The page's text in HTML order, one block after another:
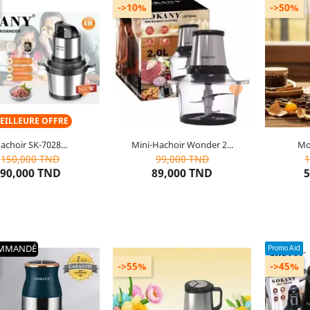

OFFRE
SK-7028...
150,000 TND
90,000 TND
: Bol en verre de 4L
: 4 lames
Modèle : SK-7028
articles restants

Mini-Hachoir Wonder 2...
99,000 TND
89,000 TND
->10%
Couleur : Multicolor
Modèle : LB7004A
Marque : SOKANY
10articles restants
->50%
4
Modèle : sk-7013
->55%
Couleur : Noir
Promo Aid
->45%